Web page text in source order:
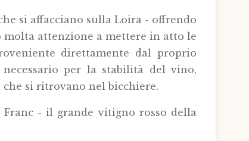
si affacciano sulla Loira - offrendo
attenzione a mettere in atto le
direttamente dal proprio
per la stabilità del vino,
si ritrovano nel bicchiere.
- il grande vitigno rosso della